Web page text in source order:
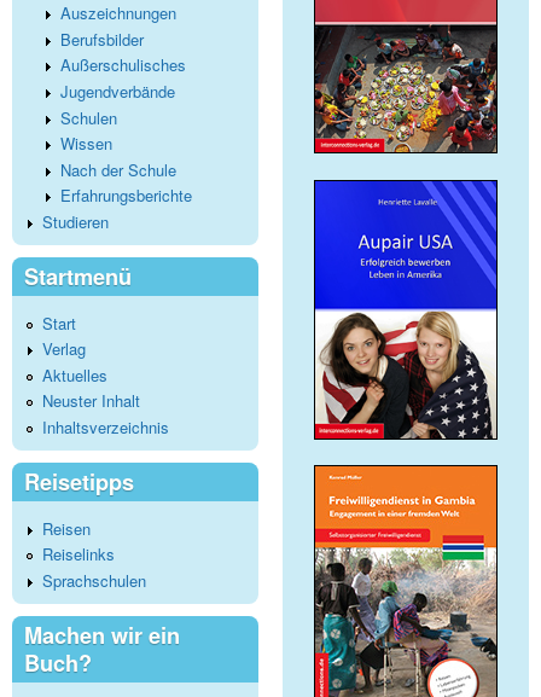
Auszeichnungen
Berufsbilder
Außerschulisches
Jugendverbände
Schulen
Wissen
Nach der Schule
Erfahrungsberichte
Studieren
Startmenü
Start
Verlag
Aktuelles
Neuster Inhalt
Inhaltsverzeichnis
Reisetipps
Reisen
Reiselinks
Sprachschulen
Machen wir ein
Buch?